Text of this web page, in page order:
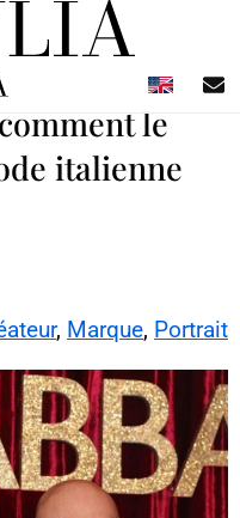
le
italienne
, Marque, Portrait